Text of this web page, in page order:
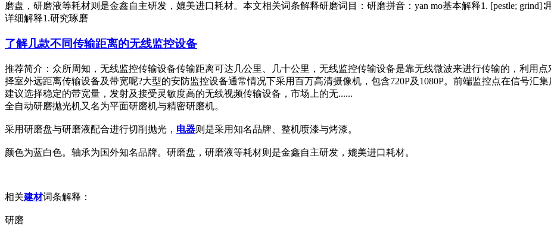
磨盘，研磨液等耗材则是金鑫自主研发，媲美进口耗材。本文相关词条解释研磨词目：研磨拼音：yan mo基本解释1. [pestle; grind]∶
详细解释1.研究琢磨
了解几款不同传输距离的无线监控设备
推荐简介：众所周知，无线监控传输设备传输距离可达几公里、几十公里，无线监控传输设备是靠无线微波来进行传输的，利用
择室外远距离传输设备及带宽呢?大型的安防监控设备通常情况下采用百万高清摄像机，包含720P及1080P。前端监控点在信号汇
建议选择稳定的带宽量，发射及接受灵敏度高的无线视频传输设备，市场上的无......
全自动研磨抛光机又名为平面研磨机与精密研磨机。
采用研磨盘与研磨液配合进行切削抛光， 电器则是采用知名品牌、整机喷漆与烤漆。
颜色为蓝白色。轴承为国外知名品牌。研磨盘，研磨液等耗材则是金鑫自主研发，媲美进口耗材。
相关建材词条解释：
研磨